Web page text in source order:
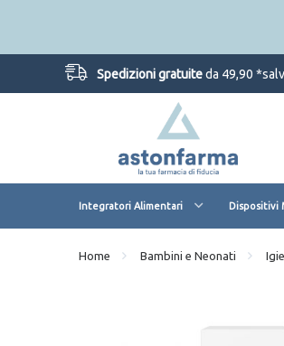
Spedizioni gratuiteda 49,90
Integratori Alimentari Dispositivi
Home Bambini e Neonati